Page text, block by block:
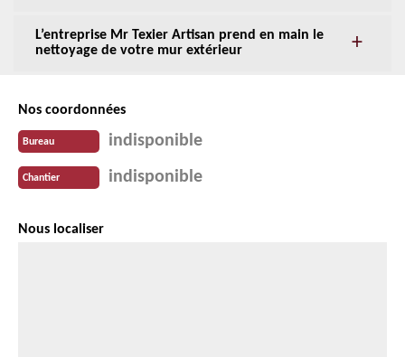
L’entreprise Mr Texier Artisan prend en main le
nettoyage de votre mur extérieur
Nos coordonnées
Bureau indisponible
Chantier indisponible
Nous localiser